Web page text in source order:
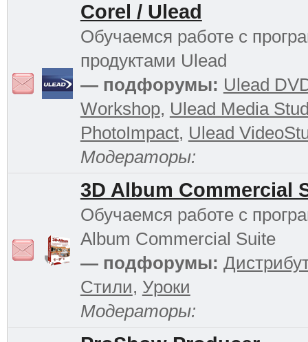
Corel / Ulead
Обучаемся работе с
продуктами Ulead
— подфорумы: Ulead
Workshop, Ulead Media
PhotoImpact, Ulead
Модераторы:
3D Album Commercial
Обучаемся работе с
Album Commercial Suite
— подфорумы:
Стили, Уроки
Модераторы: